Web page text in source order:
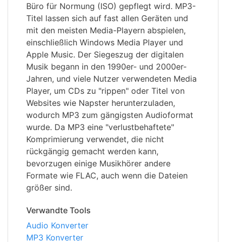
Büro für Normung (ISO) gepflegt wird. MP3-
Titel lassen sich auf fast allen Geräten und
mit den meisten Media-Playern abspielen,
einschließlich Windows Media Player und
Apple Music. Der Siegeszug der digitalen
Musik begann in den 1990er- und 2000er-
Jahren, und viele Nutzer verwendeten Media
Player, um CDs zu "rippen" oder Titel von
Websites wie Napster herunterzuladen,
wodurch MP3 zum gängigsten Audioformat
wurde. Da MP3 eine "verlustbehaftete"
Komprimierung verwendet, die nicht
rückgängig gemacht werden kann,
bevorzugen einige Musikhörer andere
Formate wie FLAC, auch wenn die Dateien
größer sind.
Verwandte Tools
Audio Konverter
MP3 Konverter